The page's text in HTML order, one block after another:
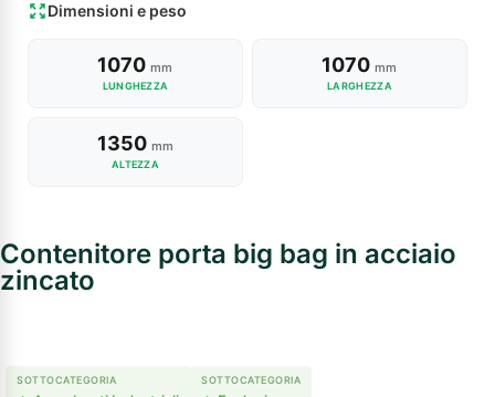
Dimensioni e peso
1070mm
LUNGHEZZA
1070mm
LARGHEZZA
1350 mm
ALTEZZA
Contenitore porta big bag in acciaio
zincato
SOTTOCATEGORIA SOTTOCATEGORIA